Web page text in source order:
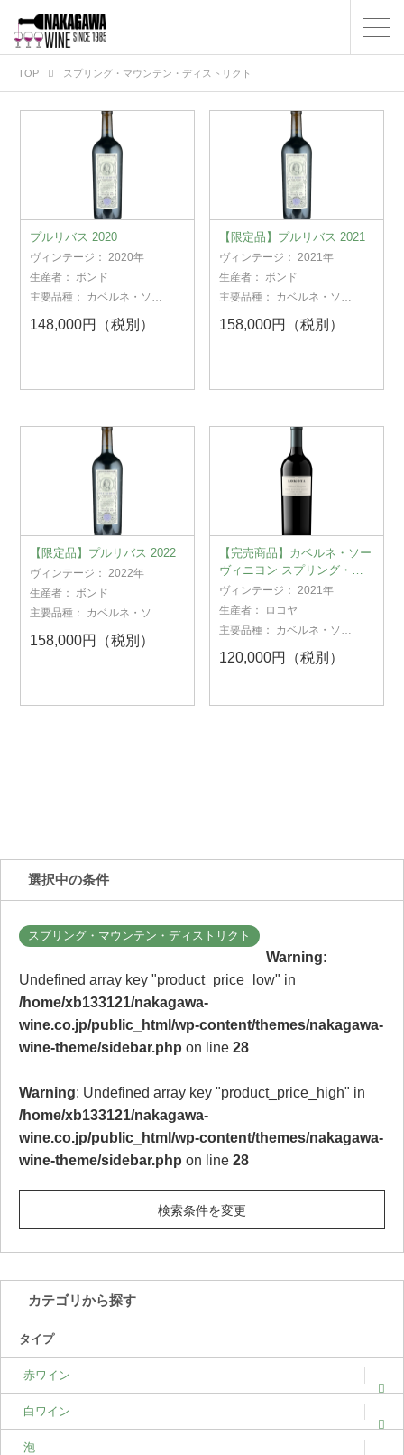
TOP スプリング・マウンテン・ディストリクト
選択中の条件
スプリング・マウンテン・ディストリクト
Warning:
Undefined array key "product_price_low" in
/home/xb133121/nakagawa-
wine.co.jp/public_html/wp-content/themes/nakagawa-
wine-theme/sidebar.php on line 28
Warning: Undefined array key "product_price_high" in
/home/xb133121/nakagawa-
wine.co.jp/public_html/wp-content/themes/nakagawa-
wine-theme/sidebar.php on line 28
検索条件を変更
カテゴリから探す
タイプ
赤ワイン
白ワイン
泡
プルリバス 2020
ヴィンテージ：2020年
生産者：ボンド
主要品種： カベルネ・ソー
148,000円（税別）
【限定品】プルリバス 2021
ヴィンテージ：2021年
生産者：ボンド
主要品種： カベルネ・ソー
158,000円（税別）
【限定品】プルリバス 2022
ヴィンテージ：2022年
生産者：ボンド
主要品種： カベルネ・ソー
158,000円（税別）
【完売商品】カベルネ・ソー
ヴィニヨン スプリング・マ
ウンテン ナパ・ヴァレー
2021
ヴィンテージ：2021年
生産者：
ロコヤ
主要品種： カベルネ・ソー
120,000円（税別）